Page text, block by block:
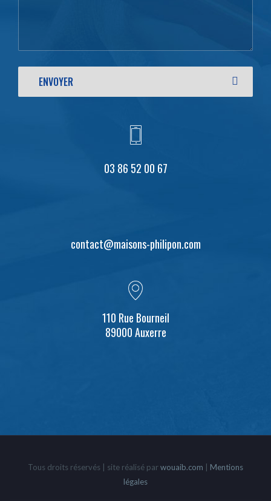
03 86 52 00 67
contact@maisons-philipon.com
110 Rue Bourneil
89000 Auxerre
Tous droits réservés | site réalisé parwouaib.com
Mentions
légales